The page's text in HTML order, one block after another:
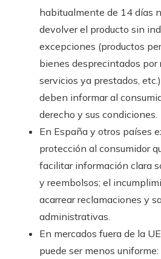
habitualmente de 14 días
devolver el producto sin
excepciones (productos
bienes desprecintados por
servicios ya prestados,
deben informar al
derecho y sus condiciones.
En España y otros países
protección al consumidor
facilitar información clara
y reembolsos; el
acarrear reclamaciones y
administrativas.
En mercados fuera de la
puede ser menos uniforme: